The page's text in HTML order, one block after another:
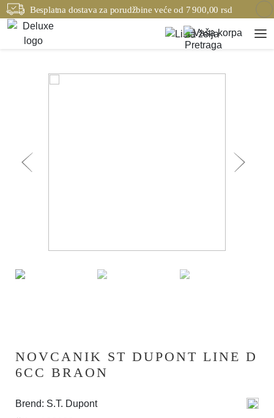
Besplatna dostava za porudžbine veće od 7 900,00 rsd
NOVCANIK ST DUPONT LINE D
6CC BRAON
Brend: S.T. Dupont